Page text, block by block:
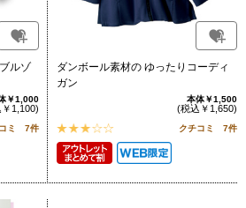
ルゾ
￥1,000
1,100)
ミ 7件
ダンボール素材の ゆったりコーディ
ガン
本体￥1,500
(税込￥1,650)
クチコミ 7件